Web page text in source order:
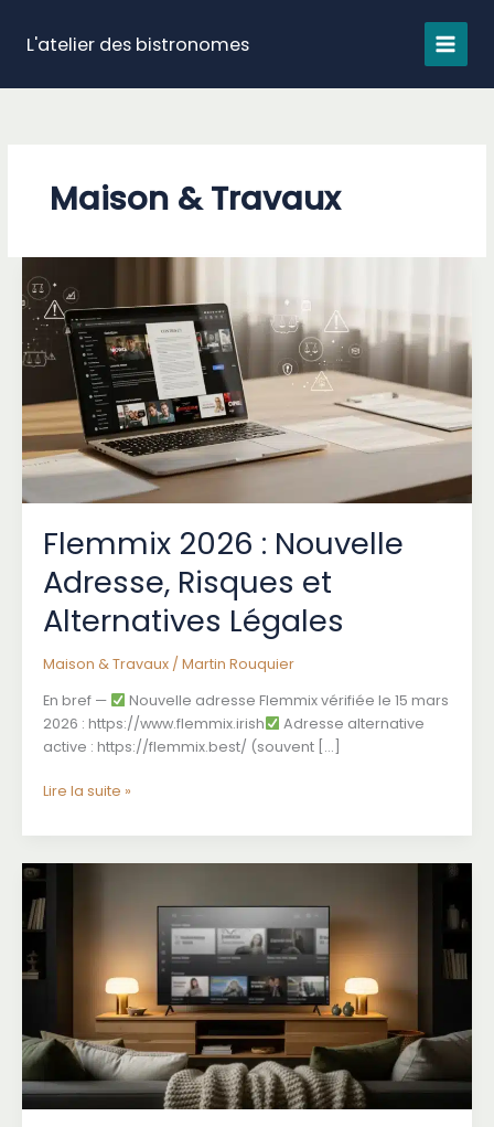
contenuL'atelier des bistronomes
Maison & Travaux
Flemmix 2026 : Nouvelle
Adresse, Risques et
Alternatives Légales
Maison & Travaux/ Martin Rouquier
En bref —
Nouvelle adresse Flemmix vérifiée le 15 mars
2026 : https://www.flemmix.irish
Adresse alternative
active : https://flemmix.best/ (souvent […]
Flemmix
:
Nouvelle
Risques
et
Alternatives
Lire la suite »